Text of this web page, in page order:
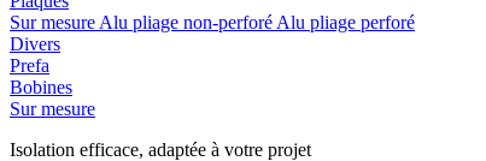
Sur mesure Alu pliage non-perforé Alu pliage perforé
Divers
Prefa
Bobines
Sur mesure
Isolation efficace, adaptée à votre projet